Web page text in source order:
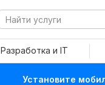
Разработка и IT
Установите